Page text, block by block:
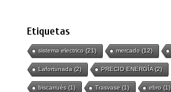
Etiquetas
sistema electrico(21) mercado(12)
Lafortunada(2) PRECIO ENERGÍA(2)
biscarrués(1) Trasvase(1) ebro(1)